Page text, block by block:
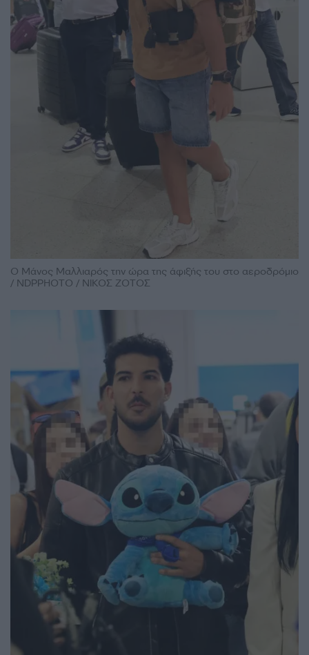
Ο Μάνος Μαλλιαρός την ώρα της άφιξής του στο αεροδρόμιο
/ NDPPHOTO / ΝΙΚΟΣ ΖΟΤΟΣ